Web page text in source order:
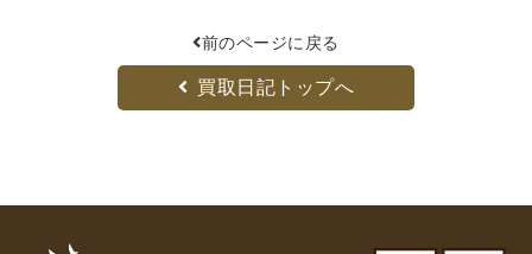
前のページに戻る
買取日記トップへ